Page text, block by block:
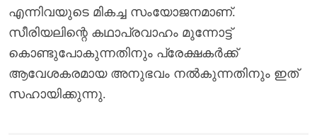
എന്നിവയുടെ മികച്ച സംയോജനമാണ്.
സീരിയലിന്റെ കഥാപ്രവാഹം മുന്നോട്ട്
കൊണ്ടുപോകുന്നതിനും പ്രേക്ഷകർക്ക്
ആവേശകരമായ അനുഭവം നൽകുന്നതിനും ഇത്
സഹായിക്കുന്നു.